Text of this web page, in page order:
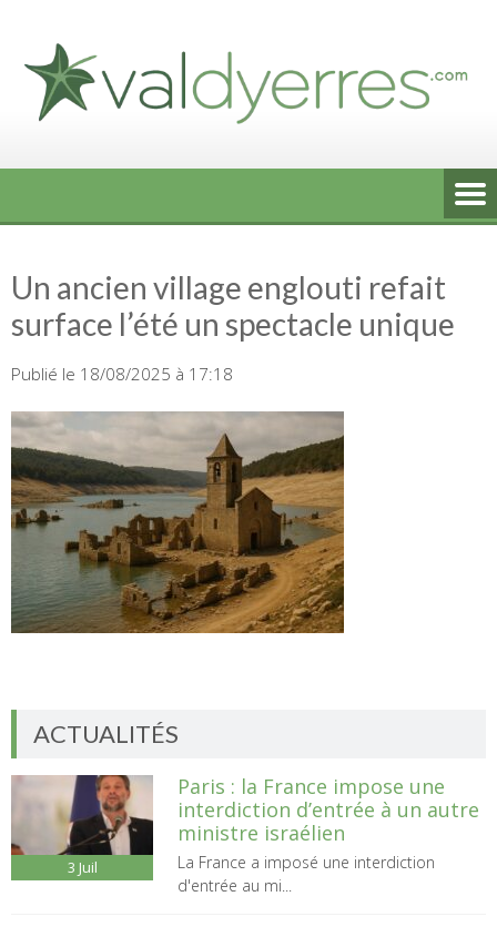
content
Un ancien village englouti refait
surface l’été un spectacle unique
Publié le 18/08/2025 à 17:18
ACTUALITÉS
3 Juil
Paris : la France impose une
interdiction d’entrée à un autre
ministre israélien
La France a imposé une interdiction
d'entrée au mi...